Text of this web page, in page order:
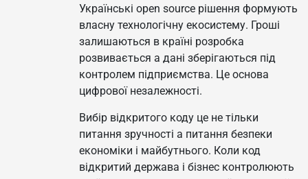
Українські open source рішення формують
власну технологічну екосистему. Гроші
залишаються в країні розробка
розвивається а дані зберігаються під
контролем підприємства. Це основа
цифрової незалежності.
Вибір відкритого коду це не тільки
питання зручності а питання безпеки
економіки і майбутнього. Коли код
відкритий держава і бізнес контролюють